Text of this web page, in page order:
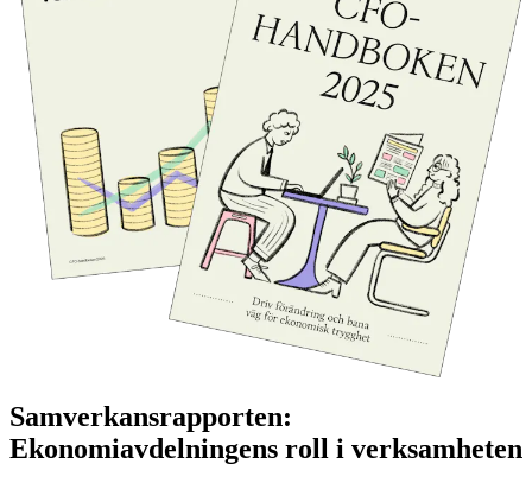
Samverkansrapporten:
Ekonomiavdelningens roll i verksamheten